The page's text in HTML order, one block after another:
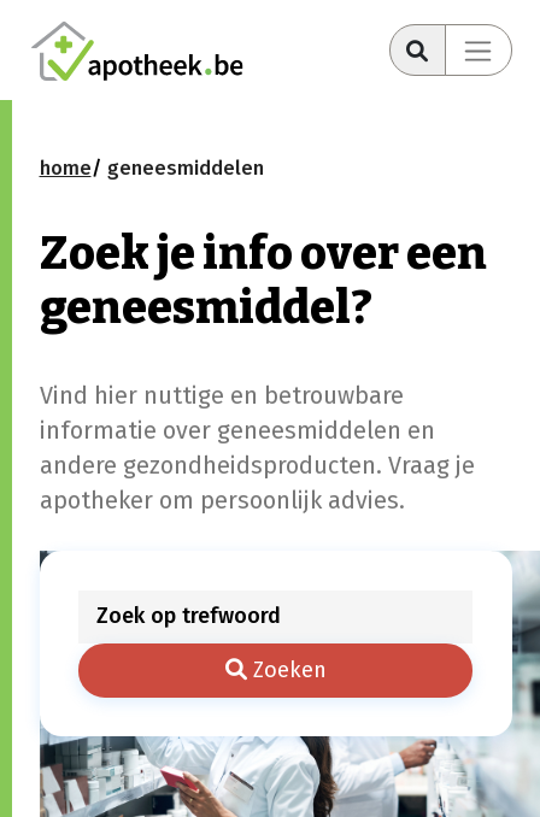
home geneesmiddelen
Zoek je info over een
geneesmiddel?
Vind hier nuttige en betrouwbare
informatie over geneesmiddelen en
andere gezondheidsproducten. Vraag je
apotheker om persoonlijk advies.
Zoeken